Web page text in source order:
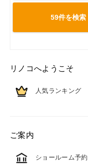
59件を検索
リノコへようこそ
人気ランキング
ご案内
ショールーム予約